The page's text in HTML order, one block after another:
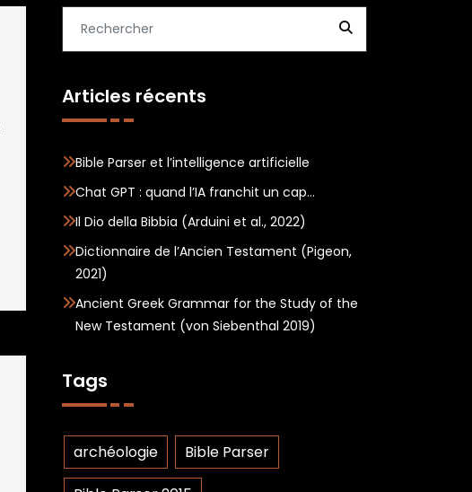
Articles récents
Bible Parser et l’intelligence artificielle
Chat GPT : quand l’IA franchit un cap…
Il Dio della Bibbia (Arduini et al., 2022)
Dictionnaire de l’Ancien Testament (Pigeon,
2021)
Ancient Greek Grammar for the Study of the
New Testament (von Siebenthal 2019)
Tags
archéologie Bible Parser